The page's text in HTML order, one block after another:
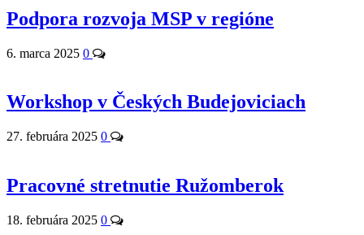
Podpora rozvoja MSP v regióne
6. marca 2025 0
Workshop v Českých Budejoviciach
27. februára 2025 0
Pracovné stretnutie Ružomberok
18. februára 2025 0